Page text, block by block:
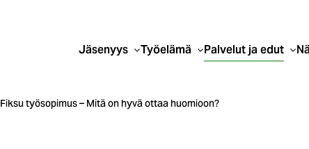
Jäsenyys Työelämä Palvelut ja edut
Fiksu työsopimus – Mitä on hyvä ottaa huomioon?